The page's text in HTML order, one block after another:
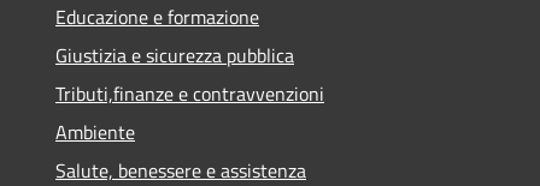
Educazione e formazione
Giustizia e sicurezza pubblica
Tributi,finanze e contravvenzioni
Ambiente
Salute, benessere e assistenza